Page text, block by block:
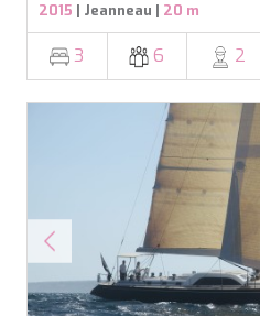
2015 | Jeanneau | 20 m
3 6 2